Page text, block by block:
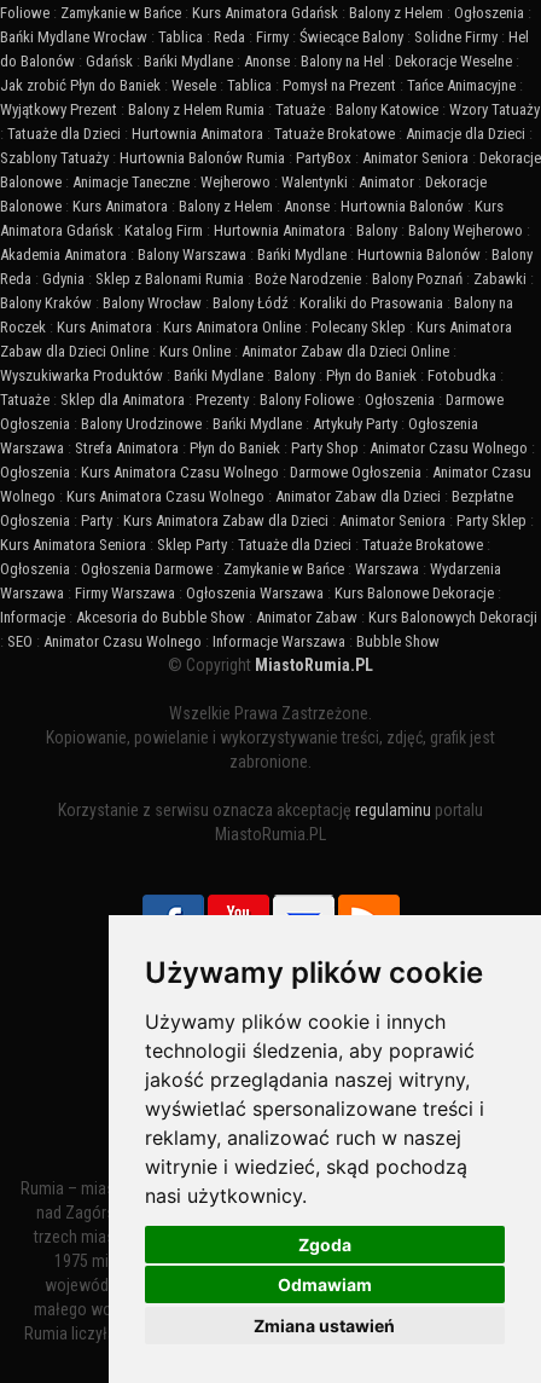
Używamy plików cookie
Używamy plików cookie i innych
technologii śledzenia, aby poprawić
jakość przeglądania naszej witryny,
wyświetlać spersonalizowane treści i
reklamy, analizować ruch w naszej
witrynie i wiedzieć, skąd pochodzą
nasi użytkownicy.
Zgoda
Odmawiam
Zmiana ustawień
Foliowe : Zamykanie w Bańce : Kurs Animatora Gdańsk : Balony z Helem : Ogłoszenia :
Bańki Mydlane Wrocław : Tablica : Reda : Firmy : Świecące Balony : Solidne Firmy : Hel
do Balonów : Gdańsk : Bańki Mydlane : Anonse : Balony na Hel : Dekoracje Weselne :
Jak zrobić Płyn do Baniek : Wesele : Tablica : Pomysł na Prezent : Tańce Animacyjne :
Wyjątkowy Prezent : Balony z Helem Rumia : Tatuaże : Balony Katowice : Wzory Tatuaży
: Tatuaże dla Dzieci : Hurtownia Animatora : Tatuaże Brokatowe : Animacje dla Dzieci :
Szablony Tatuaży : Hurtownia Balonów Rumia : PartyBox : Animator Seniora : Dekoracje
Balonowe : Animacje Taneczne : Wejherowo : Walentynki : Animator : Dekoracje
Balonowe : Kurs Animatora : Balony z Helem : Anonse : Hurtownia Balonów : Kurs
Animatora Gdańsk : Katalog Firm : Hurtownia Animatora : Balony : Balony Wejherowo :
Akademia Animatora : Balony Warszawa : Bańki Mydlane : Hurtownia Balonów : Balony
Reda : Gdynia : Sklep z Balonami Rumia : Boże Narodzenie : Balony Poznań : Zabawki :
Balony Kraków : Balony Wrocław : Balony Łódź : Koraliki do Prasowania : Balony na
Roczek : Kurs Animatora : Kurs Animatora Online : Polecany Sklep : Kurs Animatora
Zabaw dla Dzieci Online : Kurs Online : Animator Zabaw dla Dzieci Online :
Wyszukiwarka Produktów : Bańki Mydlane : Balony : Płyn do Baniek : Fotobudka :
Tatuaże : Sklep dla Animatora : Prezenty : Balony Foliowe : Ogłoszenia : Darmowe
Ogłoszenia : Balony Urodzinowe : Bańki Mydlane : Artykuły Party : Ogłoszenia
Warszawa : Strefa Animatora : Płyn do Baniek : Party Shop : Animator Czasu Wolnego :
Ogłoszenia : Kurs Animatora Czasu Wolnego : Darmowe Ogłoszenia : Animator Czasu
Wolnego : Kurs Animatora Czasu Wolnego : Animator Zabaw dla Dzieci : Bezpłatne
Ogłoszenia : Party : Kurs Animatora Zabaw dla Dzieci : Animator Seniora : Party Sklep :
Kurs Animatora Seniora : Sklep Party : Tatuaże dla Dzieci : Tatuaże Brokatowe :
Ogłoszenia : Ogłoszenia Darmowe : Zamykanie w Bańce : Warszawa : Wydarzenia
Warszawa : Firmy Warszawa : Ogłoszenia Warszawa : Kurs Balonowe Dekoracje :
Informacje : Akcesoria do Bubble Show : Animator Zabaw : Kurs Balonowych Dekoracji
: SEO : Animator Czasu Wolnego : Informacje Warszawa : Bubble Show
© Copyright MiastoRumia.PL
Wszelkie Prawa Zastrzeżone.
Kopiowanie, powielanie i wykorzystywanie treści, zdjęć, grafik jest
zabronione.
Korzystanie z serwisu oznacza akceptację regulaminu portalu
MiastoRumia.PL
Bezpieczne Płatności obsługuje:
Rumia – miasto w województwie pomorskim, w powiecie wejherowskim
nad Zagórską Strugą. Z miastami Wejherowem i Redą tworzy zespół
trzech miast zwany Małym Trójmiastem Kaszubskim. W latach 1945–
1975 miasto administracyjnie należało do tak zwanego dużego
województwa gdańskiego, a w latach 1975–1998 do tak zwanego
małego województwa gdańskiego. Według danych z 1 stycznia 2018
Rumia liczyła 48 632 mieszkańców. Jest największym polskim miastem